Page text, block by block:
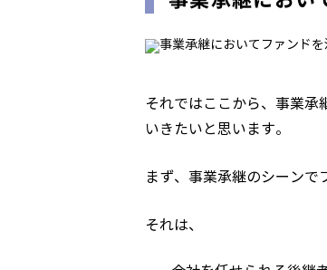
それではここから、事業承
いきたいと思います。
まず、事業承継のシーンで
それは、